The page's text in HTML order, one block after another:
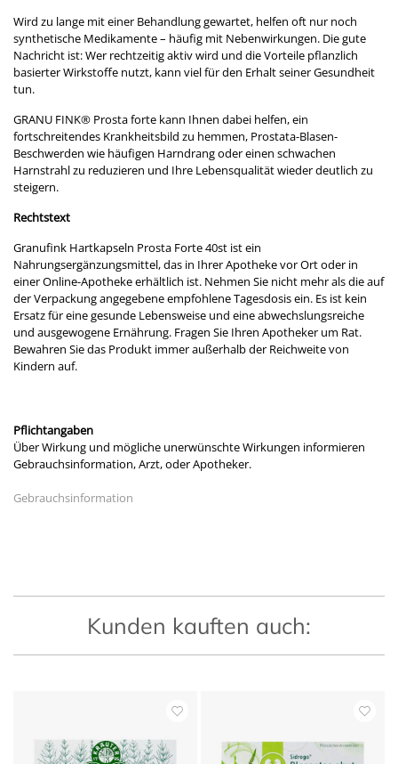
Wird zu lange mit einer Behandlung gewartet, helfen oft nur noch
synthetische Medikamente – häufig mit Nebenwirkungen. Die gute
Nachricht ist: Wer rechtzeitig aktiv wird und die Vorteile pflanzlich
basierter Wirkstoffe nutzt, kann viel für den Erhalt seiner Gesundheit
tun.
GRANU FINK® Prosta forte kann Ihnen dabei helfen, ein
fortschreitendes Krankheitsbild zu hemmen, Prostata-Blasen-
Beschwerden wie häufigen Harndrang oder einen schwachen
Harnstrahl zu reduzieren und Ihre Lebensqualität wieder deutlich zu
steigern.
Rechtstext
Granufink Hartkapseln Prosta Forte 40st ist ein
Nahrungsergänzungsmittel, das in Ihrer Apotheke vor Ort oder in
einer Online-Apotheke erhältlich ist. Nehmen Sie nicht mehr als die auf
der Verpackung angegebene empfohlene Tagesdosis ein. Es ist kein
Ersatz für eine gesunde Lebensweise und eine abwechslungsreiche
und ausgewogene Ernährung. Fragen Sie Ihren Apotheker um Rat.
Bewahren Sie das Produkt immer außerhalb der Reichweite von
Kindern auf.
Pflichtangaben
Über Wirkung und mögliche unerwünschte Wirkungen informieren
Gebrauchsinformation, Arzt, oder Apotheker.
Gebrauchsinformation
Kunden kauften auch: